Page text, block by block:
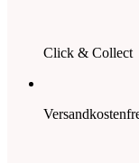
Click & Collect